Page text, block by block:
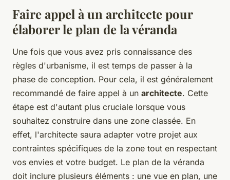
Faire appel à un architecte pour
élaborer le plan de la véranda
Une fois que vous avez pris connaissance des
règles d'urbanisme, il est temps de passer à la
phase de conception. Pour cela, il est généralement
recommandé de faire appel à un architecte. Cette
étape est d'autant plus cruciale lorsque vous
souhaitez construire dans une zone classée. En
effet, l'architecte saura adapter votre projet aux
contraintes spécifiques de la zone tout en respectant
vos envies et votre budget. Le plan de la véranda
doit inclure plusieurs éléments : une vue en plan, une